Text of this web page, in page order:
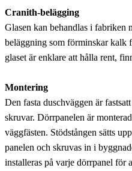
Cranith-belägging
Glasen kan behandlas i fabriken
beläggning som förminskar kalk
glaset är enklare att hålla rent,
Montering
Den fasta duschväggen är
skruvar. Dörrpanelen är
väggfästen. Stödstången sätts
panelen och skruvas in i
installeras på varje dörrpanel för